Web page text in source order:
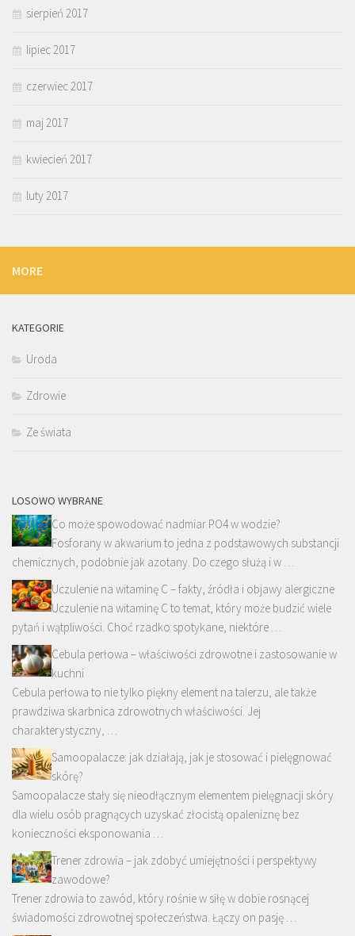
sierpień 2017
lipiec 2017
czerwiec 2017
maj 2017
kwiecień 2017
luty 2017
MORE
KATEGORIE
Uroda
Zdrowie
Ze świata
LOSOWO WYBRANE
Co może spowodować nadmiar PO4 w wodzie?
Fosforany w akwarium to jedna z podstawowych substancji
chemicznych, podobnie jak azotany. Do czego służą i w …
Uczulenie na witaminę C – fakty, źródła i objawy alergiczne
Uczulenie na witaminę C to temat, który może budzić wiele
pytań i wątpliwości. Choć rzadko spotykane, niektóre …
Cebula perłowa – właściwości zdrowotne i zastosowanie w
kuchni
Cebula perłowa to nie tylko piękny element na talerzu, ale także
prawdziwa skarbnica zdrowotnych właściwości. Jej
charakterystyczny, …
Samoopalacze: jak działają, jak je stosować i pielęgnować
skórę?
Samoopalacze stały się nieodłącznym elementem pielęgnacji skóry
dla wielu osób pragnących uzyskać złocistą opaleniznę bez
konieczności eksponowania …
Trener zdrowia – jak zdobyć umiejętności i perspektywy
zawodowe?
Trener zdrowia to zawód, który rośnie w siłę w dobie rosnącej
świadomości zdrowotnej społeczeństwa. Łączy on pasję …